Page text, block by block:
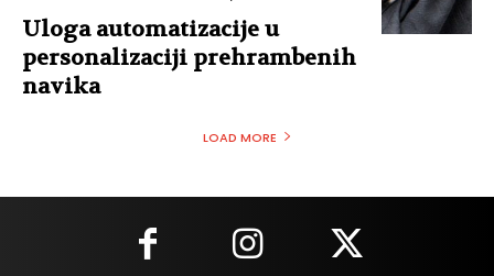
Uloga automatizacije u
personalizaciji prehrambenih
navika
LOAD MORE